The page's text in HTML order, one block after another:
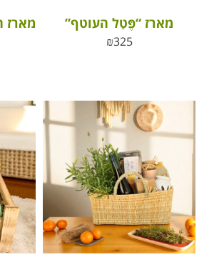
מארז “פֶּטַל העוטף”
₪325